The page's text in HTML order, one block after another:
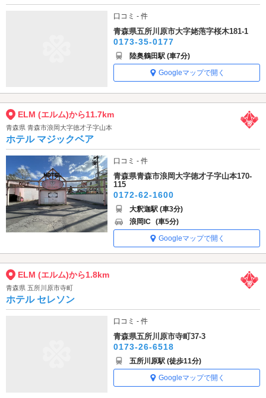
口コミ - 件
青森県五所川原市大字姥萢字桜木181-1
0173-35-0177
陸奥鶴田駅 (車7分)
Googleマップで開く
ELM (エルム)から11.7km
青森県 青森市浪岡大字徳才子字山本
ホテル マジックベア
口コミ - 件
青森県青森市浪岡大字徳才子字山本170-
115
0172-62-1600
大釈迦駅 (車3分)
浪岡IC (車5分)
Googleマップで開く
ELM (エルム)から1.8km
青森県 五所川原市寺町
ホテル セレソン
口コミ - 件
青森県五所川原市寺町37-3
0173-26-6518
五所川原駅 (徒歩11分)
Googleマップで開く